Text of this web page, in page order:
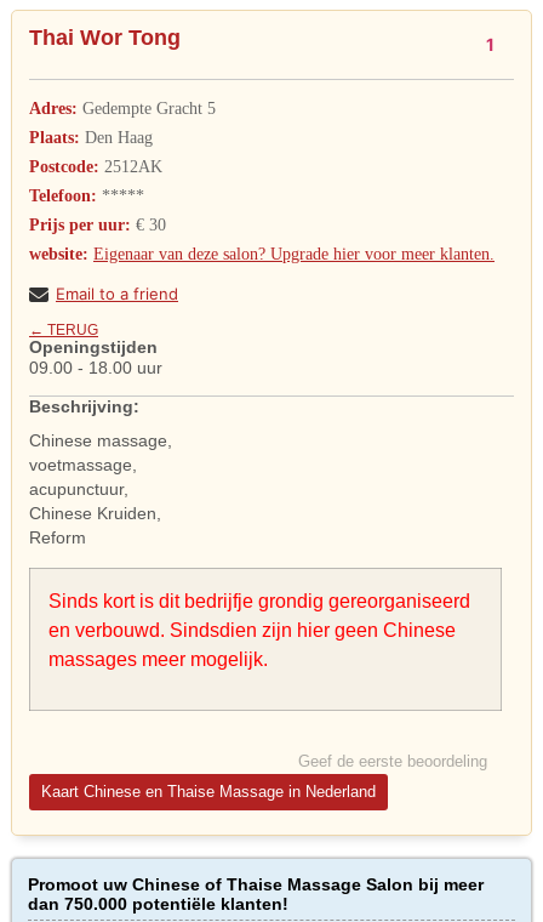
Thai Wor Tong 1
Adres: Gedempte Gracht 5
Plaats: Den Haag
Postcode: 2512AK
Telefoon: *****
Prijs per uur: € 30
website: Eigenaar van deze salon? Upgrade hier voor meer klanten.
Email to a friend
← TERUG
Openingstijden
09.00 - 18.00 uur
Beschrijving:
Chinese massage,
voetmassage,
acupunctuur,
Chinese Kruiden,
Reform
Sinds kort is dit bedrijfje grondig gereorganiseerd
en verbouwd. Sindsdien zijn hier geen Chinese
massages meer mogelijk.
Geef de eerste beoordeling
Kaart Chinese en Thaise Massage in Nederland
Promoot uw Chinese of Thaise Massage Salon bij meer
dan 750.000 potentiële klanten!